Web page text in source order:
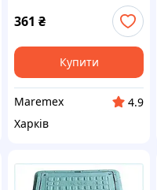
361 ₴
Купити
Maremex
4.9
Харків